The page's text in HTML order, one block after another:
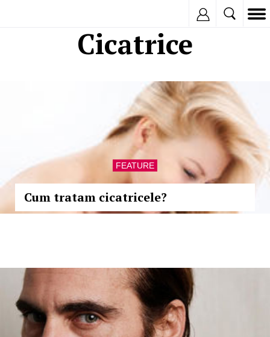
Cicatrice
FEATURE
Cum tratam cicatricele?